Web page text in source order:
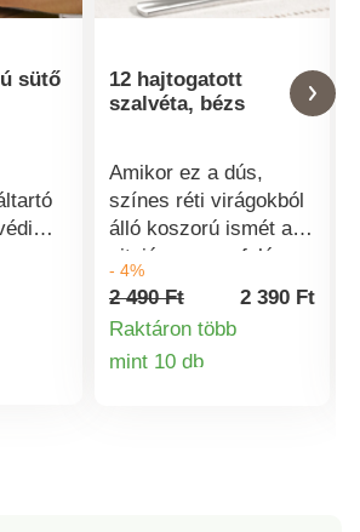
sütő
12 hajtogatott
szalvéta, bézs
Amikor ez a dús,
színes réti virágokból
álló koszorú ismét az
ajtaján vagy a falán
virít, beköszönt végre
újból örömet szerez.
- 4%
2 490 Ft
2 390 Ft
Raktáron több
mint 10 db